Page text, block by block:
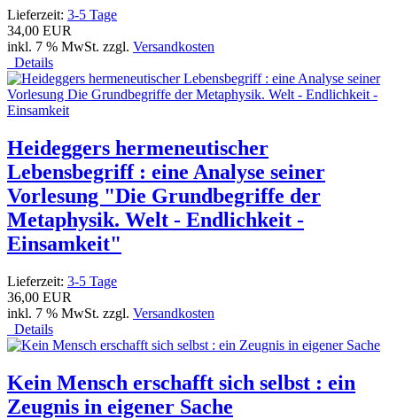
Lieferzeit: 3-5 Tage
34,00 EUR
inkl. 7 % MwSt. zzgl. Versandkosten
Details
Heideggers hermeneutischer
Lebensbegriff : eine Analyse seiner
Vorlesung "Die Grundbegriffe der
Metaphysik. Welt - Endlichkeit -
Einsamkeit"
Lieferzeit: 3-5 Tage
36,00 EUR
inkl. 7 % MwSt. zzgl. Versandkosten
Details
Kein Mensch erschafft sich selbst : ein
Zeugnis in eigener Sache